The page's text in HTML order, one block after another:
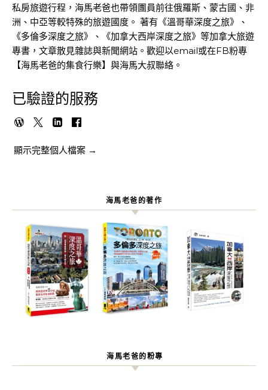
私房旅遊行程，海馬老爸也帶領團員前往俄羅斯、蒙古國、非
洲、中亞等較特殊的旅遊國度。 著有《溫哥華深度之旅》、
《多倫多深度之旅》、《加拿大西岸深度之旅》等加拿大旅遊
專書，文章散見雜誌與新聞網站。歡迎以email或在FB粉專
【海馬老爸的集食行樂】與海馬大叔聯絡。
已驗證的服務
顯示完整個人檔案 →
海馬老爸的著作
海馬老爸的粉專